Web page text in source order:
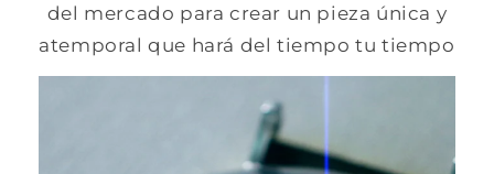
del mercado para crear un pieza única y
atemporal que hará del tiempo tu tiempo